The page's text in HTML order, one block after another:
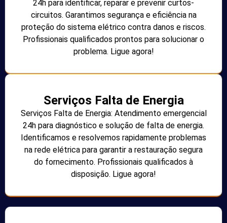
24h para identificar, reparar e prevenir curtos-
circuitos. Garantimos segurança e eficiência na
proteção do sistema elétrico contra danos e riscos.
Profissionais qualificados prontos para solucionar o
problema. Ligue agora!
Serviços Falta de Energia
Serviços Falta de Energia: Atendimento emergencial
24h para diagnóstico e solução de falta de energia.
Identificamos e resolvemos rapidamente problemas
na rede elétrica para garantir a restauração segura
do fornecimento. Profissionais qualificados à
disposição. Ligue agora!